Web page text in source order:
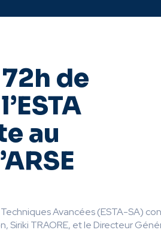
de
au
Avancées (ESTA-SA)
Siriki TRAORE, et le Directeur